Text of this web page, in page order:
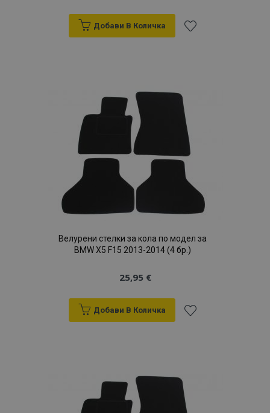
Добави В Количка
Списък
желани
продукти
Велурени стелки за кола по модел за
BMW X5 F15 2013-2014 (4 бр.)
25,95 €
Добави В Количка
Списък